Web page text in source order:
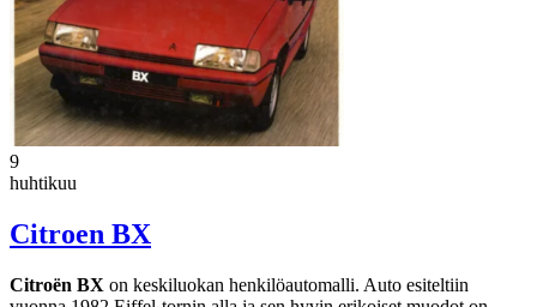
9
huhtikuu
Citroen BX
Citroën BX on keskiluokan henkilöautomalli. Auto esiteltiin